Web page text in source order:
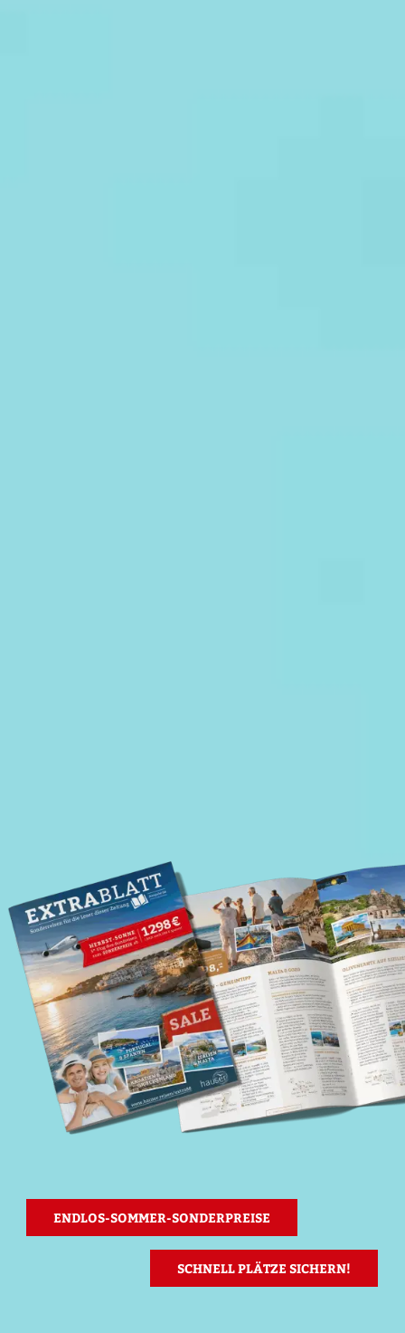
ENDLOS-SOMMER-SONDERPREISE
SCHNELL PLÄTZE SICHERN!
KREUZFAHRTEN-SONDERPREISE
SCHNELL PLÄTZE SICHERN!